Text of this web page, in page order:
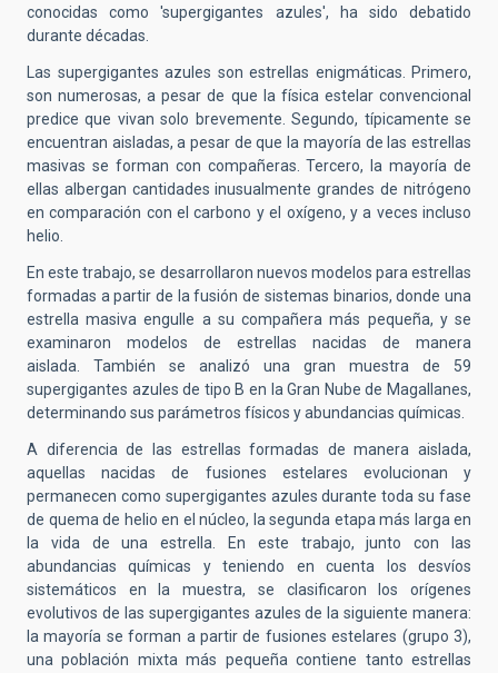
conocidas como 'supergigantes azules', ha sido debatido
durante décadas.
Las supergigantes azules son estrellas enigmáticas. Primero,
son numerosas, a pesar de que la física estelar convencional
predice que vivan solo brevemente. Segundo, típicamente se
encuentran aisladas, a pesar de que la mayoría de las estrellas
masivas se forman con compañeras. Tercero, la mayoría de
ellas albergan cantidades inusualmente grandes de nitrógeno
en comparación con el carbono y el oxígeno, y a veces incluso
helio.
En este trabajo, se desarrollaron nuevos modelos para estrellas
formadas a partir de la fusión de sistemas binarios, donde una
estrella masiva engulle a su compañera más pequeña, y se
examinaron modelos de estrellas nacidas de manera
aislada.
También se analizó una gran muestra de 59
supergigantes azules de tipo B en la Gran Nube de Magallanes,
determinando sus parámetros físicos y abundancias químicas.
A diferencia de las estrellas formadas de manera aislada,
aquellas nacidas de fusiones estelares evolucionan y
permanecen como supergigantes azules durante toda su fase
de quema de helio en el núcleo, la segunda etapa más larga en
la vida de una estrella. En este trabajo,junto con las
abundancias químicas y
teniendo en cuenta los desvíos
sistemáticos en la muestra, se clasificaron los orígenes
evolutivos de las supergigantes azules de la siguiente manera:
la mayoría se forman a partir de fusiones estelares (grupo 3),
una población mixta más pequeña contiene tanto estrellas